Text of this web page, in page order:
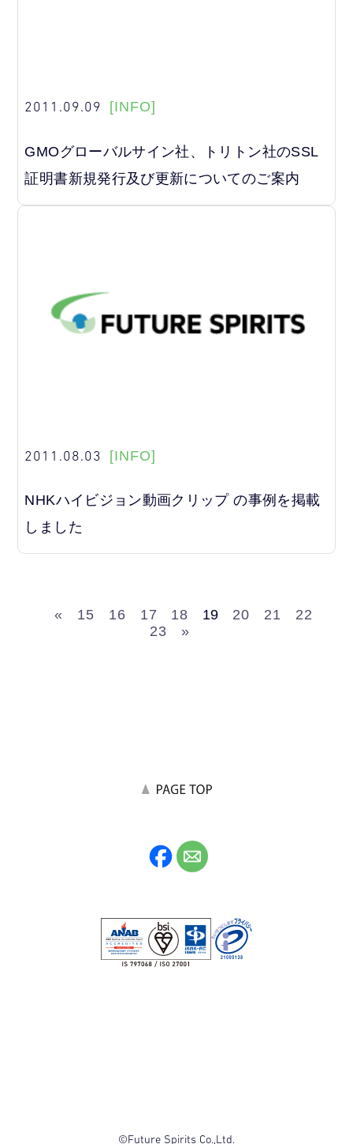
2011.09.09 [INFO]
GMOグローバルサイン社、トリトン社のSSL
証明書新規発行及び更新についてのご案内
2011.08.03 [INFO]
NHKハイビジョン動画クリップ の事例を掲載
しました
« 15 16 17 18 19 20 21
22
23
»
©Future Spirits Co.,Ltd.